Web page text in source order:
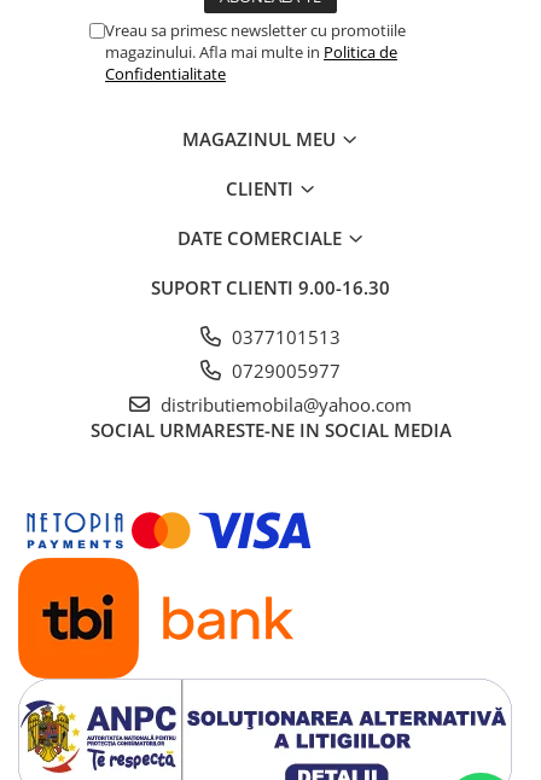
Vreau sa primesc newsletter cu promotiile
magazinului. Afla mai multe in Politica de
Confidentialitate
MAGAZINUL MEU
CLIENTI
DATE COMERCIALE
SUPORT CLIENTI 9.00-16.30
0377101513
0729005977
distributiemobila@yahoo.com
SOCIAL URMARESTE-NE IN SOCIAL MEDIA